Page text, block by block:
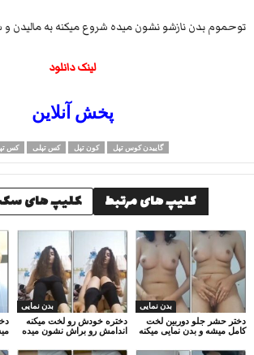
توحموم بدن نازشو نشون میده شروع میکنه به مالیدن
لینک دانلود
پخش آنلاین
کس کس تپلی کون تپل گاییدن کوس تپل
کلیپ های مرتبط کلیپ های
بدن نمایی
دختره خودش رو لخت میکنه
اندامش رو براش نشون میده
بدن نمایی
دختر حشر جلو دوربین لخت
کامل میشه و بدن نمایی میکنه